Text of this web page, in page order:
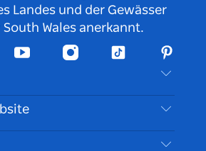
Landes und der Gewässer
South Wales anerkannt.
YouTubeInstagramTikTok
uns